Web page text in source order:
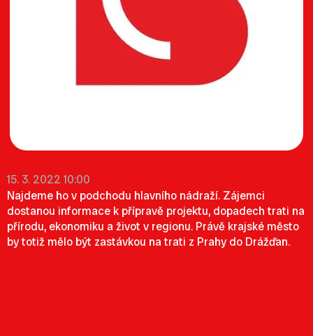
15. 3. 2022 10:00
Najdeme ho v podchodu hlavního nádraží. Zájemci
dostanou informace k přípravě projektu, dopadech trati na
přírodu, ekonomiku a život v regionu. Právě krajské město
by totiž mělo být zastávkou na trati z Prahy do Drážďan.